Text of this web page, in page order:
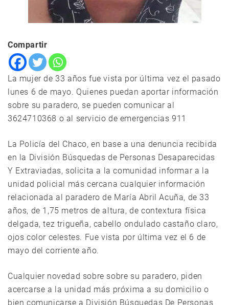
Compartir
La mujer de 33 años fue vista por última vez el pasado
lunes 6 de mayo. Quienes puedan aportar información
sobre su paradero, se pueden comunicar al
3624710368 o al servicio de emergencias 911
La Policía del Chaco, en base a una denuncia recibida
en la División Búsquedas de Personas Desaparecidas
Y Extraviadas, solicita a la comunidad informar a la
unidad policial más cercana cualquier información
relacionada al paradero de María Abril Acuña, de 33
años, de 1,75 metros de altura, de contextura física
delgada, tez trigueña, cabello ondulado castaño claro,
ojos color celestes. Fue vista por última vez el 6 de
mayo del corriente año.
Cualquier novedad sobre sobre su paradero, piden
acercarse a la unidad más próxima a su domicilio o
bien comunicarse a División Búsquedas De Personas